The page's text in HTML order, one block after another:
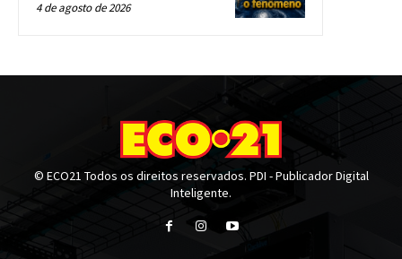
4 de agosto de 2026
© ECO21 Todos os direitos reservados. PDI - Publicador Digital
Inteligente.